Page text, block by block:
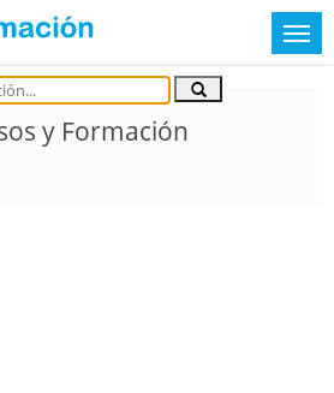
y Formación